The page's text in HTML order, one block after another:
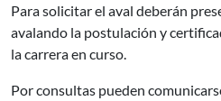
Para solicitar el aval deberán
avalando la postulación y
la carrera en curso.
Por consultas pueden